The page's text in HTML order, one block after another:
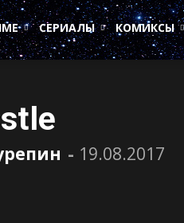
СЕРИАЛЫ КОМИКСЫ
- 19.08.2017